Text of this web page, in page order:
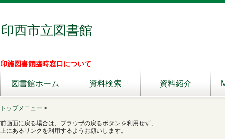
印西市立図書館
印旛図書館臨時窓口について
図書館ホーム 資料検索 資料紹介
トップメニュー >
前画面に戻る場合は、ブラウザの戻るボタンを利用せず、
上にあるリンクを利用するようお願いします。